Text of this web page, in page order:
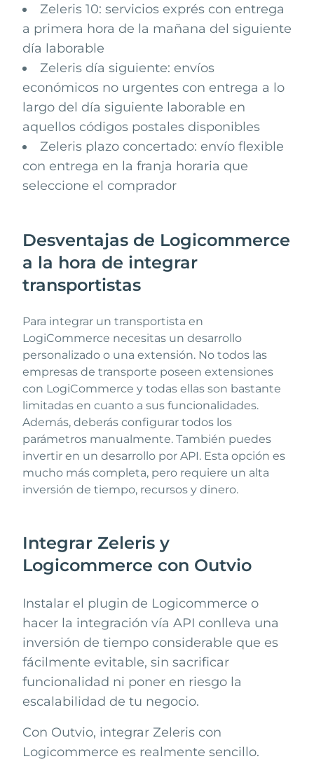
Zeleris 10: servicios exprés con entrega
a primera hora de la mañana del siguiente
día laborable
Zeleris día siguiente: envíos
económicos no urgentes con entrega a lo
largo del día siguiente laborable en
aquellos códigos postales disponibles
Zeleris plazo concertado: envío flexible
con entrega en la franja horaria que
seleccione el comprador
Desventajas de Logicommerce
a la hora de integrar
transportistas
Para integrar un transportista en
LogiCommerce necesitas un desarrollo
personalizado o una extensión. No todos las
empresas de transporte poseen extensiones
con LogiCommerce y todas ellas son bastante
limitadas en cuanto a sus funcionalidades.
Además, deberás configurar todos los
parámetros manualmente. También puedes
invertir en un desarrollo por API. Esta opción es
mucho más completa, pero requiere un alta
inversión de tiempo, recursos y dinero.
Integrar Zeleris y
Logicommerce con Outvio
Instalar el plugin de Logicommerce o
hacer la integración vía API conlleva una
inversión de tiempo considerable que es
fácilmente evitable, sin sacrificar
funcionalidad ni poner en riesgo la
escalabilidad de tu negocio.
Con Outvio, integrar Zeleris con
Logicommerce es realmente sencillo.